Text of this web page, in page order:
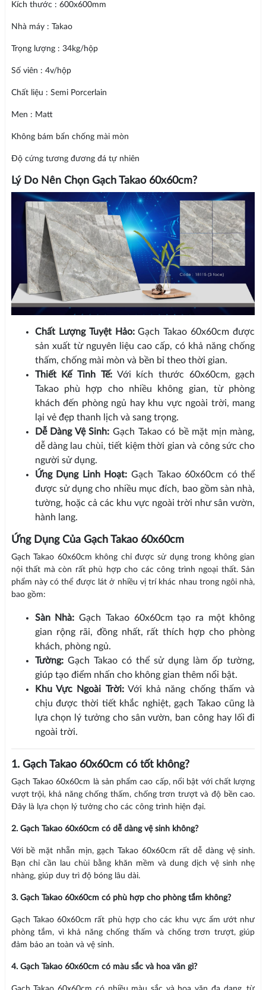
Kích thước : 600x600mm
Nhà máy : Takao
Trọng lượng : 34kg/hộp
Số viên : 4v/hộp
Chất liệu : Semi Porcerlain
Men : Matt
Không bám bẩn chống mài mòn
Độ cứng tương đương đá tự nhiên
Lý Do Nên Chọn Gạch Takao 60x60cm?
Chất Lượng Tuyệt Hảo:Gạch Takao 60x60cm được
sản xuất từ nguyên liệu cao cấp, có khả năng chống
thấm, chống mài mòn và bền bỉ theo thời gian.
Thiết Kế Tinh Tế:Với kích thước 60x60cm, gạch
Takao phù hợp cho nhiều không gian, từ phòng
khách đến phòng ngủ hay khu vực ngoài trời, mang
lại vẻ đẹp thanh lịch và sang trọng.
Dễ Dàng Vệ Sinh: Gạch Takao có bề mặt mịn màng,
dễ dàng lau chùi, tiết kiệm thời gian và công sức cho
người sử dụng.
Ứng Dụng Linh Hoạt: Gạch Takao 60x60cm có thể
được sử dụng cho nhiều mục đích, bao gồm sàn nhà,
tường, hoặc cả các khu vực ngoài trời như sân vườn,
hành lang.
Ứng Dụng Của Gạch Takao 60x60cm
Gạch Takao 60x60cm không chỉ được sử dụng trong không gian
nội thất mà còn rất phù hợp cho các công trình ngoại thất. Sản
phẩm này có thể được lát ở nhiều vị trí khác nhau trong ngôi nhà,
bao gồm:
Sàn Nhà: Gạch Takao 60x60cm tạo ra một không
gian rộng rãi, đồng nhất, rất thích hợp cho phòng
khách, phòng ngủ.
Tường:Gạch Takao có thể sử dụng làm ốp tường,
giúp tạo điểm nhấn cho không gian thêm nổi bật.
Khu Vực Ngoài Trời:Với khả năng chống thấm và
chịu được thời tiết khắc nghiệt, gạch Takao cũng là
lựa chọn lý tưởng cho sân vườn, ban công hay lối đi
ngoài trời.
1. Gạch Takao 60x60cm có tốt không?
Gạch Takao 60x60cm là sản phẩm cao cấp, nổi bật với chất lượng
vượt trội, khả năng chống thấm, chống trơn trượt và độ bền cao.
Đây là lựa chọn lý tưởng cho các công trình hiện đại.
2. Gạch Takao 60x60cm có dễ dàng vệ sinh không?
Với bề mặt nhẵn mịn, gạch Takao 60x60cm rất dễ dàng vệ sinh.
Bạn chỉ cần lau chùi bằng khăn mềm và dung dịch vệ sinh nhẹ
nhàng, giúp duy trì độ bóng lâu dài.
3. Gạch Takao 60x60cm có phù hợp cho phòng tắm không?
Gạch Takao 60x60cm rất phù hợp cho các khu vực ẩm ướt như
phòng tắm, vì khả năng chống thấm và chống trơn trượt, giúp
đảm bảo an toàn và vệ sinh.
4. Gạch Takao 60x60cm có màu sắc và hoa văn gì?